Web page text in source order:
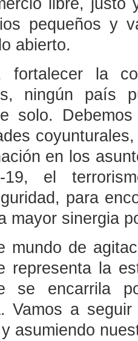
libre, justo
pequeños y
abierto.
fortalecer la
ningún país
solo.
en los
19, el
para
mayor sinergia
mundo de
representa la
se encarrila
Vamos a
asumiendo